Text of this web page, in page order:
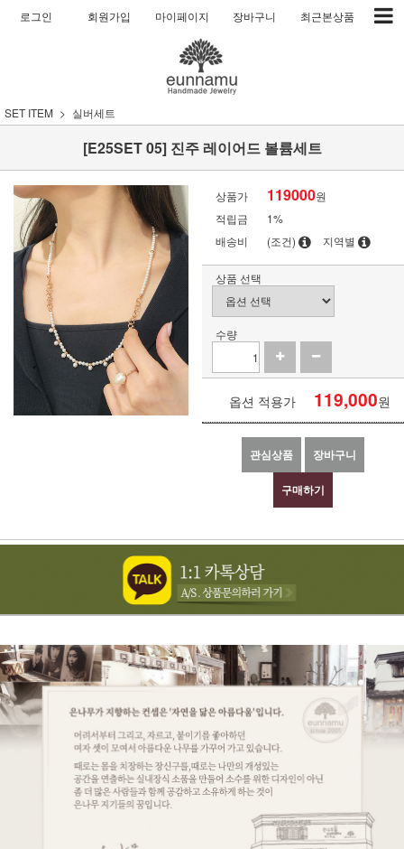
로그인 회원가입 마이페이지 장바구니 최근본상품
SET ITEM 실버세트
[E25SET 05] 진주 레이어드 볼륨세트
상품가 119000원
적립금
1%
배송비
(조건) 지역별
상품 선택
수량
옵션 적용가 119,000원
관심상품 장바구니
구매하기